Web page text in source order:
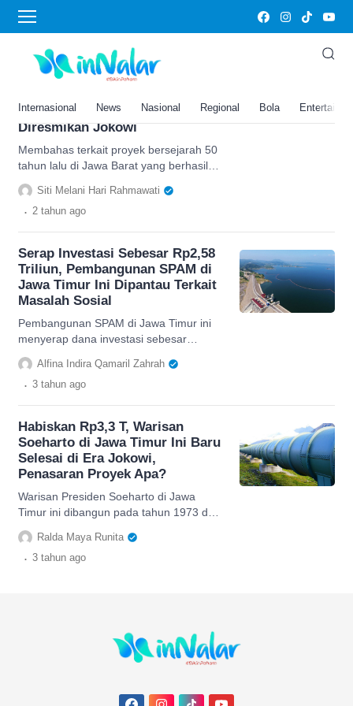
Internasional News Nasional Regional Bola
SPAM Umbulan
Telan Investasi Total Rp4,51
Triliun, Proyek Bersejarah
Pasuruan, Jawa Barat Ini Baru
Diresmikan Jokowi
Membahas terkait proyek bersejarah 50
tahun lalu di Jawa Barat yang berhasil
diwujudkan di era kepemimpinan
Presiden Joko Widodo.
Siti Melani Hari Rahmawati
. 2 tahun ago
Serap Investasi Sebesar Rp2,58
Triliun, Pembangunan SPAM di
Jawa Timur Ini Dipantau Terkait
Masalah Sosial
Pembangunan SPAM di Jawa Timur ini
menyerap dana investasi sebesar
Rp2,58 triliun dan terus dipantau oleh
Dinas DLH terkai Masalah Sosial.
Alfina Indira Qamaril Zahrah
. 3 tahun ago
Habiskan Rp3,3 T, Warisan
Soeharto di Jawa Timur Ini Baru
Selesai di Era Jokowi,
Penasaran Proyek Apa?
Warisan Presiden Soeharto di Jawa
Timur ini dibangun pada tahun 1973 dan
baru selesai tahun 2021 di era
kepemimpinan Jokowi.
Ralda Maya Runita
. 3 tahun ago